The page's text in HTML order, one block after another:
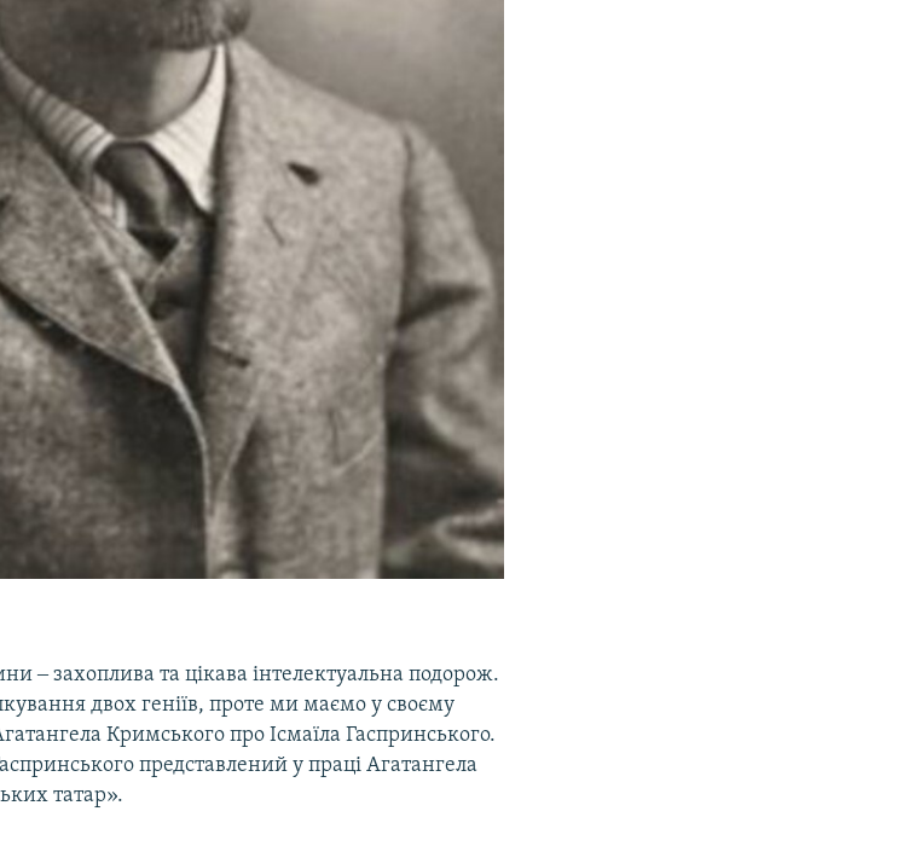
‒ захоплива та цікава інтелектуальна подорож.
двох геніїв, проте ми маємо у своєму
Кримського про Ісмаїла Гаспринського.
представлений у праці Агатангела
татар».